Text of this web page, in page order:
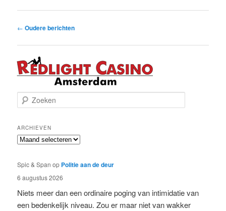
Bericht
← Oudere berichten
o
k
e
n
ARCHIEVEN
Archieven
Spic & Span op Politie aan de deur
6 augustus 2026
Niets meer dan een ordinaire poging van intimidatie van
een bedenkelijk niveau. Zou er maar niet van wakker